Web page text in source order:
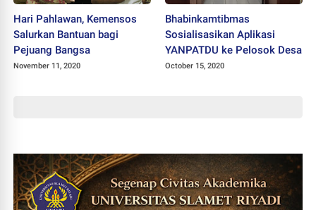
Hari Pahlawan, Kemensos
Salurkan Bantuan bagi
Pejuang Bangsa
November 11, 2020
Bhabinkamtibmas
Sosialisasikan Aplikasi
YANPATDU ke Pelosok Desa
October 15, 2020